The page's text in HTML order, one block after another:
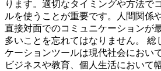
ります。適切なタイミングや方法で
ルを使うことが重要です。人間関係
直接対面でのコミュニケーションが
多いことを忘れてはなりません。 総
ケーションツールは現代社会におい
ビジネスや教育、個人生活において